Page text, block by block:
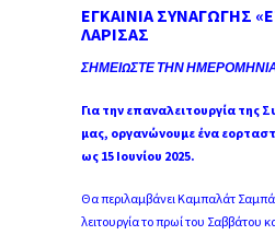
ΕΓΚΑΙΝΙΑ ΣΥΝΑΓΩΓΗΣ
ΛΑΡΙΣΑΣ
ΣΗΜΕΙΩΣΤΕ ΤΗΝ
Για την επαναλειτουργία της
μας, οργανώνουμε ένα
ως 15 Ιουνίου 2025.
Θα περιλαμβάνει Καμπαλάτ
λειτουργία το πρωί του Σαββάτου